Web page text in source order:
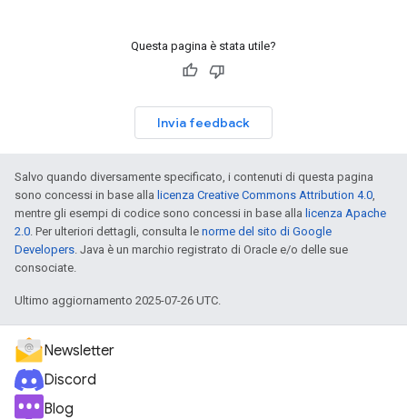
Questa pagina è stata utile?
Invia feedback
Salvo quando diversamente specificato, i contenuti di questa pagina
sono concessi in base alla licenza Creative Commons Attribution 4.0,
mentre gli esempi di codice sono concessi in base alla licenza Apache
2.0. Per ulteriori dettagli, consulta le norme del sito di Google
Developers. Java è un marchio registrato di Oracle e/o delle sue
consociate.
Ultimo aggiornamento 2025-07-26 UTC.
Newsletter
Discord
Blog